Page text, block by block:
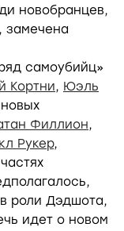
новобранцев,
замечена
самоубийц»
Кортни, Юэль
Филлион,
Рукер,
в роли Дэдшота,
идет о новом